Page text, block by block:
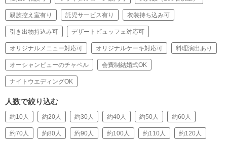
親族控え室有り 託児サービス有り 衣装持ち込み可
引き出物持込み可 デザートビュッフェ対応可
オリジナルメニュー対応可 オリジナルケーキ対応可 料理演出あり
オーシャンビューのチャペル 会費制結婚式OK
ナイトウエディングOK
人数で絞り込む
約10人 約20人 約30人 約40人 約50人 約60人
約70人 約80人 約90人 約100人 約110人 約120人